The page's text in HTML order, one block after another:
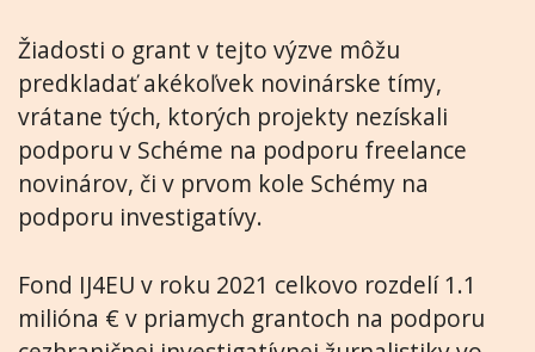
Žiadosti o grant v tejto výzve môžu
predkladať akékoľvek novinárske tímy,
vrátane tých, ktorých projekty nezískali
podporu v Schéme na podporu freelance
novinárov, či v prvom kole Schémy na
podporu investigatívy.
Fond IJ4EU v roku 2021 celkovo rozdelí 1.1
milióna € v priamych grantoch na podporu